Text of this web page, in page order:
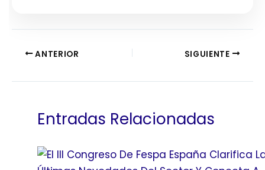
ANTERIOR SIGUIENTE
Entradas Relacionadas